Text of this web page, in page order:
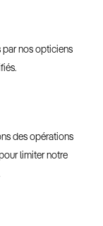
par nos opticiens
des opérations
limiter notre